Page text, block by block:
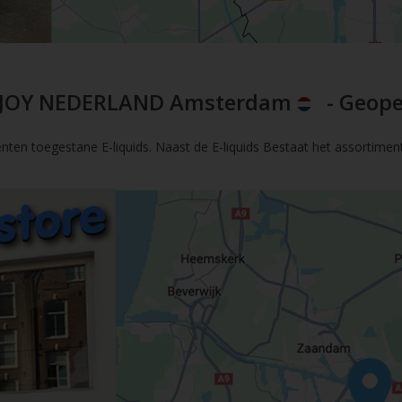
NEDERLAND Amsterdam -
toegestane E-liquids. Naast de E-liquids Bestaat het